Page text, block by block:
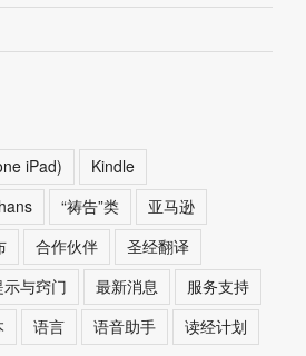
iPad)
Kindle
“祷告”类
亚马逊
合作伙伴
圣经翻译
示与窍门 最新消息
服务支持
语言 语音助手 读经计划